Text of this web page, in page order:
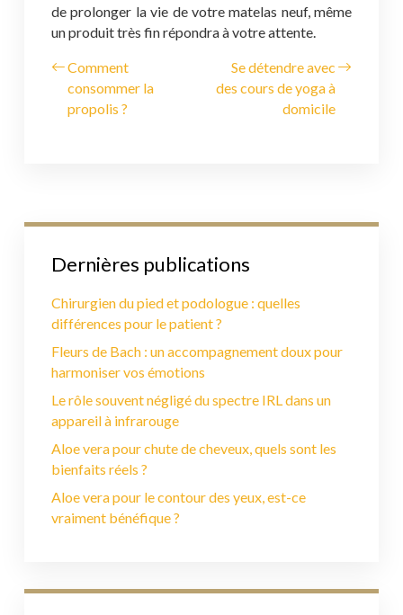
de prolonger la vie de votre matelas neuf, même
un produit très fin répondra à votre attente.
Comment
consommer la
propolis ?
Se détendre avec
des cours de yoga à
domicile
Dernières publications
Chirurgien du pied et podologue : quelles
différences pour le patient ?
Fleurs de Bach : un accompagnement doux pour
harmoniser vos émotions
Le rôle souvent négligé du spectre IRL dans un
appareil à infrarouge
Aloe vera pour chute de cheveux, quels sont les
bienfaits réels ?
Aloe vera pour le contour des yeux, est-ce
vraiment bénéfique ?